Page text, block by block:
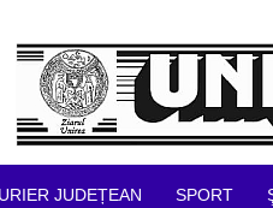
JUDEȚEAN SPORT